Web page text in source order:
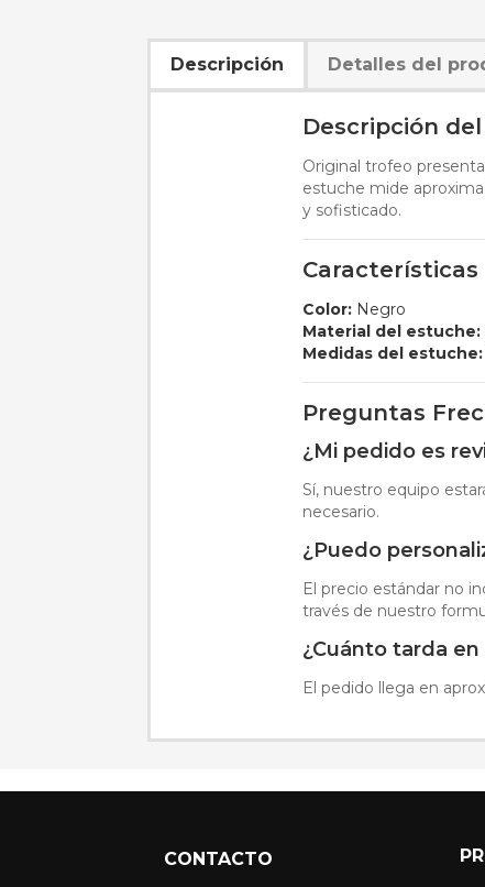
Descripción Detalles del
Descripción
Original trofeo
estuche mide
y sofisticado.
Características
Color: Negro
Material del estuche:
Medidas del estuche:
Preguntas
¿Mi pedido es
Sí, nuestro equipo
necesario.
¿Puedo
El precio estándar no
través de nuestro
¿Cuánto tarda
El pedido llega en
CONTACTO